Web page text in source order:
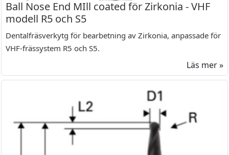
Ball Nose End MIll coated för Zirkonia - VHF
modell R5 och S5
Dentalfräsverkytg för bearbetning av Zirkonia, anpassade för
VHF-frässystem R5 och S5.
Läs mer »